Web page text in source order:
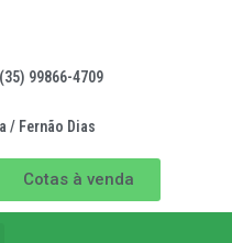
99866-4709
/ Fernão Dias
Cotas à venda